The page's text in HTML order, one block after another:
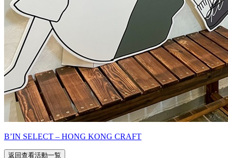
B’IN SELECT – HONG KONG CRAFT
返回查看活動一覧